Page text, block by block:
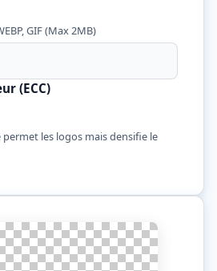
GIF (Max 2MB)
(ECC)
les logos mais densifie le